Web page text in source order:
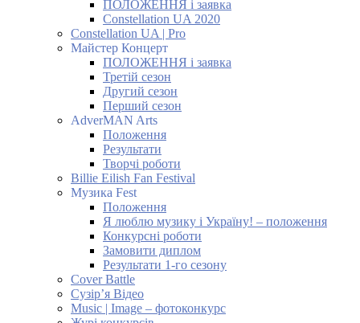
ПОЛОЖЕННЯ і заявка
Constellation UA 2020
Constellation UA | Pro
Майстер Концерт
ПОЛОЖЕННЯ і заявка
Третій сезон
Другий сезон
Перший сезон
AdverMAN Arts
Положення
Результати
Творчі роботи
Billie Eilish Fan Festival
Музика Fest
Положення
Я люблю музику і Україну! – положення
Конкурсні роботи
Замовити диплом
Результати 1-го сезону
Cover Battle
Сузір’я Відео
Music | Image – фотоконкурс